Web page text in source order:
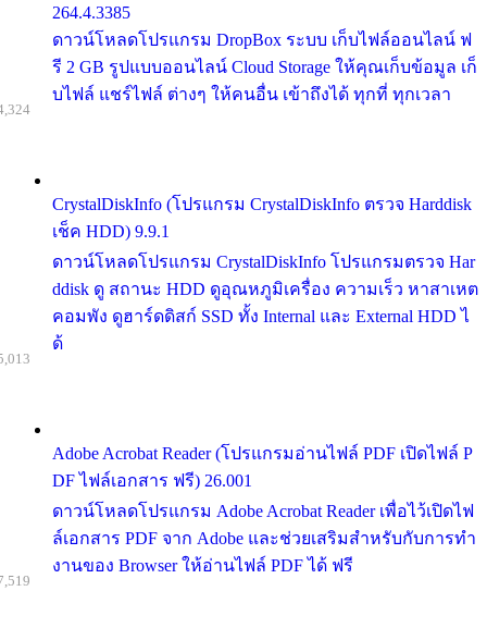
264.4.3385
ดาวน์โหลดโปรแกรม DropBox ระบบ เก็บไฟล์ออนไลน์ ฟ
รี 2 GB รูปแบบออนไลน์ Cloud Storage ให้คุณเก็บข้อมูล เก็
บไฟล์ แชร์ไฟล์ ต่างๆ ให้คนอื่น เข้าถึงได้ ทุกที่ ทุกเวลา
CrystalDiskInfo (โปรแกรม CrystalDiskInfo ตรวจ Harddisk
เช็ค HDD) 9.9.1
ดาวน์โหลดโปรแกรม CrystalDiskInfo โปรแกรมตรวจ Har
ddisk ดู สถานะ HDD ดูอุณหภูมิเครื่อง ความเร็ว หาสาเหต
คอมพัง ดูฮาร์ดดิสก์ SSD ทั้ง Internal และ External HDD ไ
ด้
Adobe Acrobat Reader (โปรแกรมอ่านไฟล์ PDF เปิดไฟล์ P
DF ไฟล์เอกสาร ฟรี) 26.001
ดาวน์โหลดโปรแกรม Adobe Acrobat Reader เพื่อไว้เปิดไฟ
ล์เอกสาร PDF จาก Adobe และช่วยเสริมสำหรับกับการทำ
งานของ Browser ให้อ่านไฟล์ PDF ได้ ฟรี